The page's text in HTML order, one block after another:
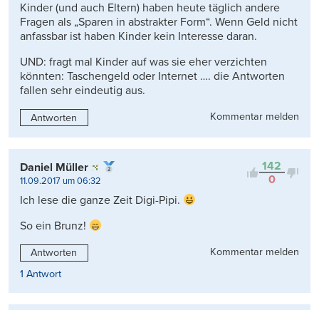
Kinder (und auch Eltern) haben heute täglich andere
Fragen als „Sparen in abstrakter Form“. Wenn Geld nicht
anfassbar ist haben Kinder kein Interesse daran.
UND: fragt mal Kinder auf was sie eher verzichten
könnten: Taschengeld oder Internet …. die Antworten
fallen sehr eindeutig aus.
Antworten Kommentar melden
142
0
Daniel Müller
11.09.2017 um 06:32
Ich lese die ganze Zeit Digi-Pipi.
So ein Brunz!
Antworten
Kommentar melden
1 Antwort